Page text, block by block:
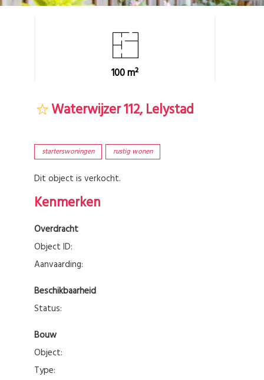
100 m²
Waterwijzer 112, Lelystad
starterswoningen rustig wonen
Dit object is verkocht.
Kenmerken
Overdracht
Object ID:
Aanvaarding:
Beschikbaarheid
Status:
Bouw
Object:
Type: